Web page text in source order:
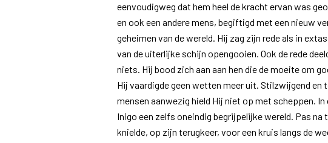
eenvoudigweg dat hem heel de kracht ervan was
en ook een andere mens, begiftigd met een nieuw
geheimen van de wereld. Hij zag zijn rede als in
van de uiterlijke schijn opengooien. Ook de rede
niets. Hij bood zich aan aan hen die de moeite om
Hij vaardigde geen wetten meer uit. Stilzwijgend en
mensen aanwezig hield Hij niet op met scheppen.
Inigo een zelfs oneindig begrijpelijke wereld. Pas na
knielde, op zijn terugkeer, voor een kruis langs de